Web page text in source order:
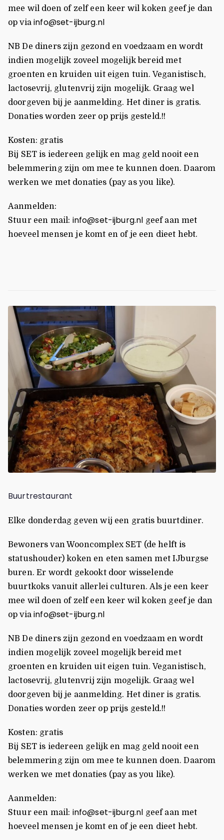
mee wil doen of zelf een keer wil koken geef je dan
op viainfo@set-ijburg.nl
NB De diners zijn gezond en voedzaam en wordt
indien mogelijk zoveel mogelijk bereid met
groenten en kruiden uit eigen tuin. Veganistisch,
lactosevrij, glutenvrij zijn mogelijk. Graag wel
doorgeven bij je aanmelding. Het diner is gratis.
Donaties worden zeer op prijs gesteld.!!
Kosten: gratis
Bij SET is iedereen gelijk en mag geld nooit een
belemmering zijn om mee te kunnen doen. Daarom
werken we met donaties (pay as you like).
Aanmelden:
Stuur een mail: info@set-ijburg.nl geef aan met
hoeveel mensen je komt en of je een dieet hebt.
Buurtrestaurant
Elke donderdag geven wij een gratis buurtdiner.
Bewoners van Wooncomplex SET (de helft is
statushouder) koken en eten samen met IJburgse
buren. Er wordt gekookt door wisselende
buurtkoks vanuit allerlei culturen. Als je een keer
mee wil doen of zelf een keer wil koken geef je dan
op viainfo@set-ijburg.nl
NB De diners zijn gezond en voedzaam en wordt
indien mogelijk zoveel mogelijk bereid met
groenten en kruiden uit eigen tuin. Veganistisch,
lactosevrij, glutenvrij zijn mogelijk. Graag wel
doorgeven bij je aanmelding. Het diner is gratis.
Donaties worden zeer op prijs gesteld.!!
Kosten: gratis
Bij SET is iedereen gelijk en mag geld nooit een
belemmering zijn om mee te kunnen doen. Daarom
werken we met donaties (pay as you like).
Aanmelden:
Stuur een mail: info@set-ijburg.nl geef aan met
hoeveel mensen je komt en of je een dieet hebt.